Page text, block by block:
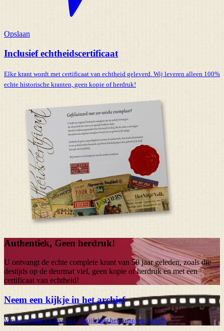
Opslaan
Inclusief echtheidscertificaat
Elke krant wordt met certificaat van echtheid geleverd. Wij leveren alleen 100%
echte historische kranten, geen kopie of herdruk!
Authentiek, Geen herdruk!
U ontvangt de echte complete krant van 50 jaargeleden, zoals die
destijds op de deurmat viel, geen kopie of herdruk en met een
certificaat van echtheid!
Neem een kijkje in het archief
Van bestelling tot levering, bekijk hier het complete traject!